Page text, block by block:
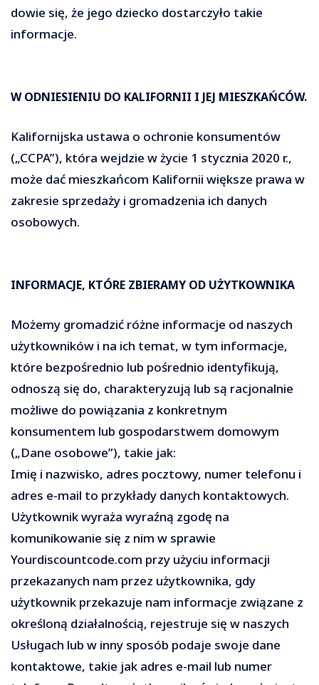
dowie się, że jego dziecko dostarczyło takie
informacje.
W ODNIESIENIU DO KALIFORNII I JEJ MIESZKAŃCÓW.
Kalifornijska ustawa o ochronie konsumentów
(„CCPA”), która wejdzie w życie 1 stycznia 2020 r.,
może dać mieszkańcom Kalifornii większe prawa w
zakresie sprzedaży i gromadzenia ich danych
osobowych.
INFORMACJE, KTÓRE ZBIERAMY OD UŻYTKOWNIKA
Możemy gromadzić różne informacje od naszych
użytkowników i na ich temat, w tym informacje,
które bezpośrednio lub pośrednio identyfikują,
odnoszą się do, charakteryzują lub są racjonalnie
możliwe do powiązania z konkretnym
konsumentem lub gospodarstwem domowym
(„Dane osobowe”), takie jak:
Imię i nazwisko, adres pocztowy, numer telefonu i
adres e-mail to przykłady danych kontaktowych.
Użytkownik wyraża wyraźną zgodę na
komunikowanie się z nim w sprawie
Yourdiscountcode.com przy użyciu informacji
przekazanych nam przez użytkownika, gdy
użytkownik przekazuje nam informacje związane z
określoną działalnością, rejestruje się w naszych
Usługach lub w inny sposób podaje swoje dane
kontaktowe, takie jak adres e-mail lub numer